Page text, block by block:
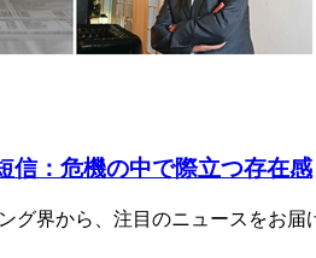
信：危機の中で際立つ存在感
グ界から、注目のニュースをお届